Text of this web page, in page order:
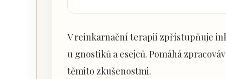
V reinkarnační terapii zpřístupňuje
u gnostiků a esejců. Pomáhá
těmito zkušenostmi.